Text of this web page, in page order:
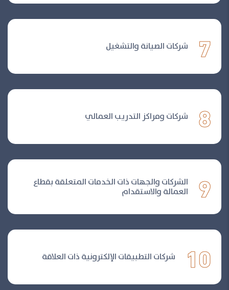
7 شركات الصيانة والتشغيل
8 شركات ومراكز التدريب العمالي
9 الشركات والجهات ذات الخدمات المتعلقة بقطاع
العمالة والاستقدام
10 شركات التطبيقات الإلكترونية ذات العلاقة